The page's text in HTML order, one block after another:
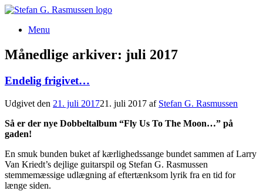
Gå
indholdMenu
Månedlige arkiver: juli 2017
Endelig frigivet…
Udgivet den 21. juli 201721. juli 2017 af Stefan G. Rasmussen
Så er der nye Dobbeltalbum “Fly Us To The Moon…” på
gaden!
En smuk bunden buket af kærlighedssange bundet sammen af Larry
Van Kriedt’s dejlige guitarspil og Stefan G. Rasmussen
stemmemæssige udlægning af eftertænksom lyrik fra en tid for
længe siden.